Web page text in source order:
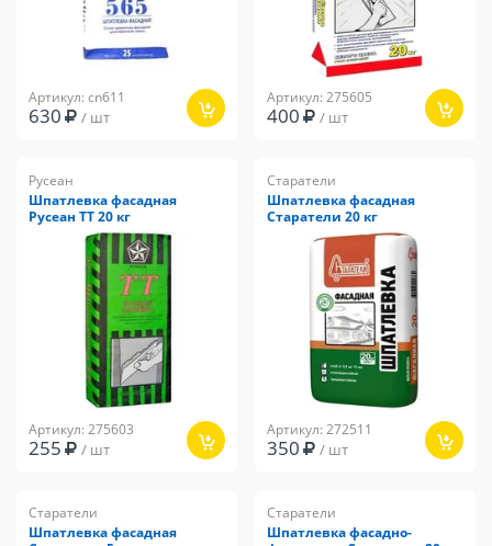
Артикул: cn611
630 / шт
Артикул: 275605
400 / шт
Русеан
Шпатлевка фасадная
Русеан ТТ 20 кг
Артикул: 275603
255 / шт
Старатели
Шпатлевка фасадная
Старатели 20 кг
Артикул: 272511
350 / шт
Старатели
Шпатлевка фасадная
Старатели
Шпатлевка фасадно-